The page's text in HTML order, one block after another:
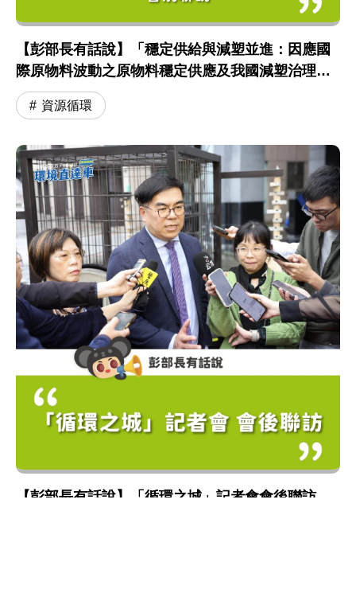
【彭部長有話說】「穩定供給與減塑並進：因應國
際原物料波動之原物料穩定供應及我國減塑治理進
程」專題報告 會前聯訪
資源循環
【彭部長有話說】「循環之城」記者會會後聯訪